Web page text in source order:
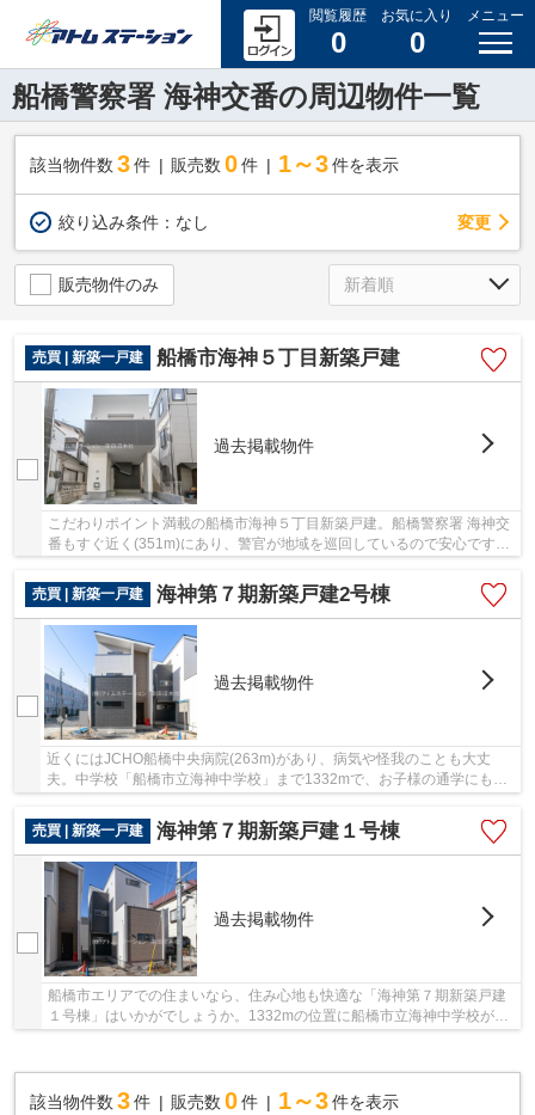
閲覧履歴
0
お気に入り
0
メニュー
船橋警察署 海神交番の周辺物件一覧
該当物件数 3件 販売数 0 件 1～3 件を表示
絞り込み条件： なし 変更
販売物件のみ
売買 | 新築一戸建 船橋市海神５丁目新築戸建
過去掲載物件
こだわりポイント満載の船橋市海神５丁目新築戸建。船橋警察署 海神交
番もすぐ近く(351m)にあり、警官が地域を巡回しているので安心です。
売買 | 新築一戸建
海神第７期新築戸建2号棟
過去掲載物件
近くにはJCHO船橋中央病院(263m)があり、病気や怪我のことも大丈
夫。中学校「船橋市立海神中学校」まで1332mで、お子様の通学にも便
売買 | 新築一戸建
海神第７期新築戸建１号棟
過去掲載物件
船橋市エリアでの住まいなら、住み心地も快適な「海神第７期新築戸建
１号棟」はいかがでしょうか。1332mの位置に船橋市立海神中学校があ
該当物件数 3件 販売数 0 件 1～3 件を表示